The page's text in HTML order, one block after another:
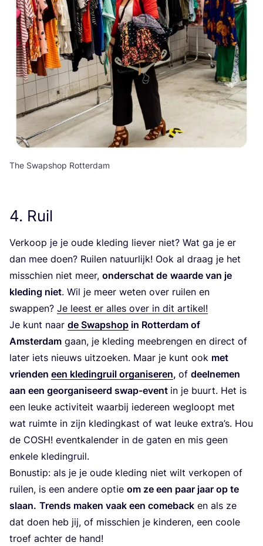
The Swapshop Rotterdam
4. Ruil
Ver­koop je je oude kle­ding lie­ver niet? Wat ga je er
dan mee doen? Rui­len natuur­lijk! Ook al draag je het
mis­schien niet meer, onder­schat de waar­de van je
kle­ding niet. Wil je meer weten over rui­len en
swap­pen? Je leest er alles over in dit artikel!
Je kunt naar de Swap­shop in Rot­ter­dam of
Amster­dam gaan, je kle­ding mee­bren­gen en direct of
later iets nieuws uit­zoe­ken. Maar je kunt ook met
vrien­den een kle­ding­ruil orga­ni­se­ren, of deel­ne­men
aan een geor­ga­ni­seerd swap-event in je buurt. Het is
een leu­ke acti­vi­teit waar­bij ieder­een weg­loopt met
wat ruim­te in zijn kle­ding­kast of wat leu­ke extra’s. Hou
de COSH! event­ka­len­der in de gaten en mis geen
enke­le kledingruil.
Bonus­tip: als je je oude kle­ding niet wilt ver­ko­pen of
rui­len, is een ande­re optie om ze een paar jaar op te
slaan. Trends maken vaak een come­back en als ze
dat doen heb jij, of mis­schien je kin­de­ren, een coo­le
troef ach­ter de hand!